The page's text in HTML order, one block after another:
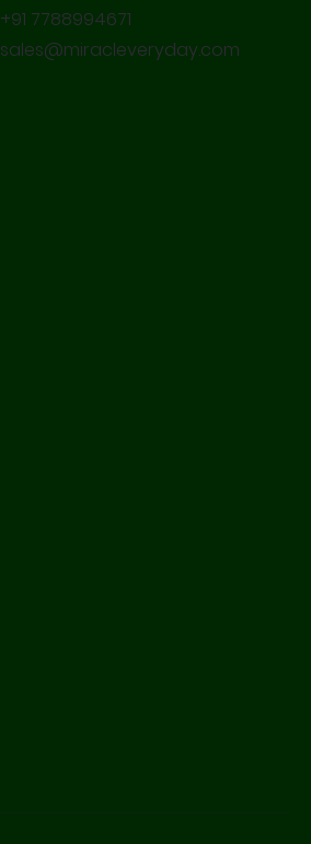
+91 7788994671
sales@miracleveryday.com